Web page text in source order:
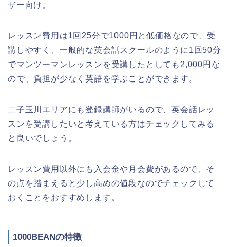
ザー向け。
レッスン費用は1回25分で1000円と低価格なので、受
講しやすく、一般的な英会話スクールのように1回50分
でマンツーマンレッスンを受講したとしても2,000円な
ので、負担が少なく英語を学ぶことができます。
二子玉川エリアにも登録講師がいるので、英会話レッ
スンを受講したいと考えている方はチェックしてみる
と良いでしょう。
レッスン費用以外にも入会金や月会費があるので、そ
の点を踏まえると少し高めの値段なのでチェックして
おくことをおすすめします。
1000BEANの特徴